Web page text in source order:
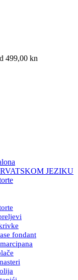
499,00 kn
JEZIKU
fondant